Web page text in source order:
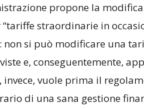
propone la
straordinarie in
non si può modificare una
e, conseguentemente,
vuole prima il
di una sana gestione